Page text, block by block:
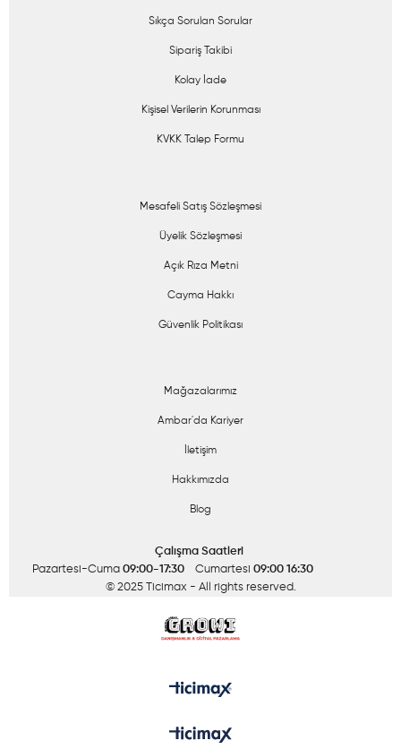
Sıkça Sorulan Sorular
Sipariş Takibi
Kolay İade
Kişisel Verilerin Korunması
KVKK Talep Formu
Mesafeli Satış Sözleşmesi
Üyelik Sözleşmesi
Açık Rıza Metni
Cayma Hakkı
Güvenlik Politikası
Mağazalarımız
Ambar'da Kariyer
İletişim
Hakkımızda
Blog
Çalışma Saatleri
Pazartesi-Cuma 09:00-17:30 Cumartesi 09:00 16:30
© 2025 Ticimax - All rights reserved.